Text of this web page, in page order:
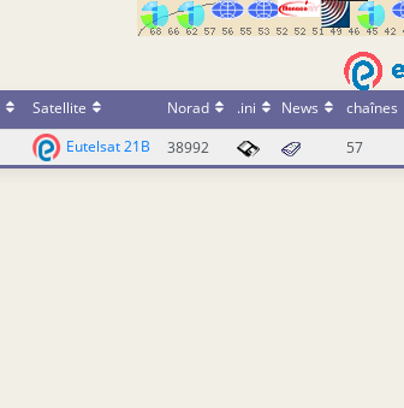
Satellite Norad .ini News chaînes
Eutelsat 21B 38992 57